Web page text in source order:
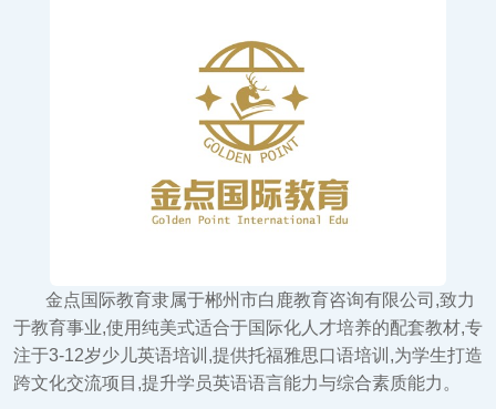
金点国际教育隶属于郴州市白鹿教育咨询有限公司,致力
于教育事业,使用纯美式适合于国际化人才培养的配套教材,专
注于3-12岁少儿英语培训,提供托福雅思口语培训,为学生打造
跨文化交流项目,提升学员英语语言能力与综合素质能力。